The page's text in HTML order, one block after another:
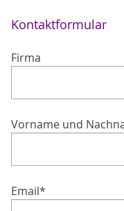
Kontaktformular
Firma
Vorname und
Email*